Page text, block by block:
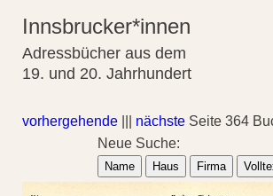
Innsbrucker*innen
Adressbücher aus dem
19. und 20. Jahrhundert
vorhergehende nächste Seite 364
Neue Suche:
Name Haus Firma